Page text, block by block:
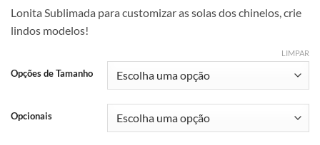
preço:
R$ 10,99
Lonita Sublimada para customizar as solas dos chinelos, crie
lindos modelos!
Opções de Tamanho
Opcionais
LIMPAR